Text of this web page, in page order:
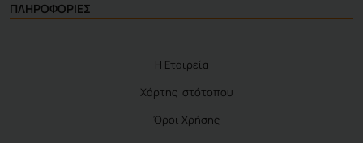
ΠΛΗΡΟΦΟΡΙΕΣ
Η Εταιρεία
Χάρτης Ιστότοπου
Όροι Χρήσης